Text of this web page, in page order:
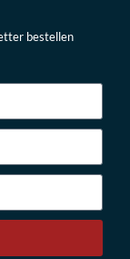
bestellen